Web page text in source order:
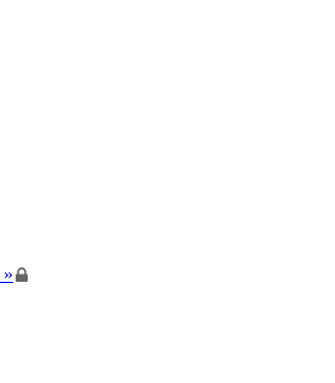
»